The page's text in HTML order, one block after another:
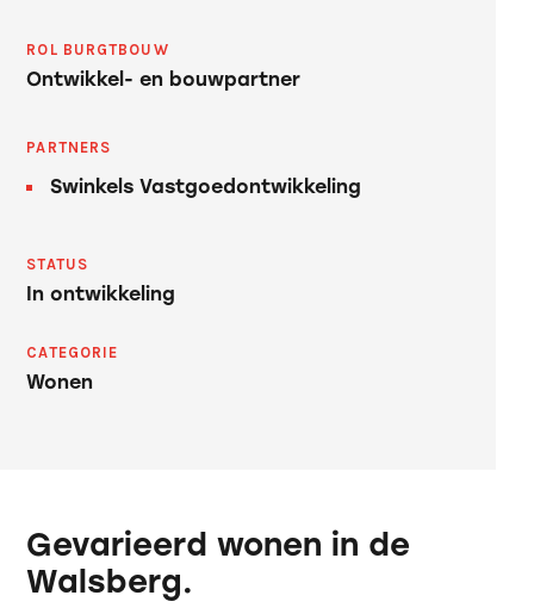
ROL BURGTBOUW
Ontwikkel- en bouwpartner
PARTNERS
Swinkels Vastgoedontwikkeling
STATUS
In ontwikkeling
CATEGORIE
Wonen
Gevarieerd wonen in de
Walsberg.